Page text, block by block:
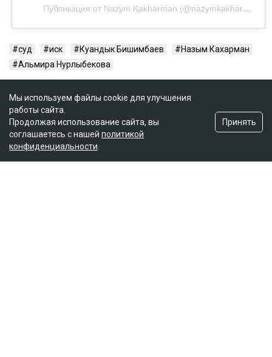
Публикация от Nazym Kakharman (@nazymkakharman)
суд иск Куандык Бишимбаев
Назым Кахарман
Альмира Нурлыбекова
Мы используем файлы cookie для улучшения
работы сайта.
Продолжая использование сайта, вы
соглашаетесь с нашей политикой
конфиденциальности
Принять